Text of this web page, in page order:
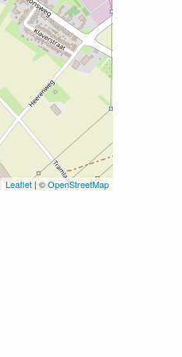
Leaflet | ©OpenStreetMap